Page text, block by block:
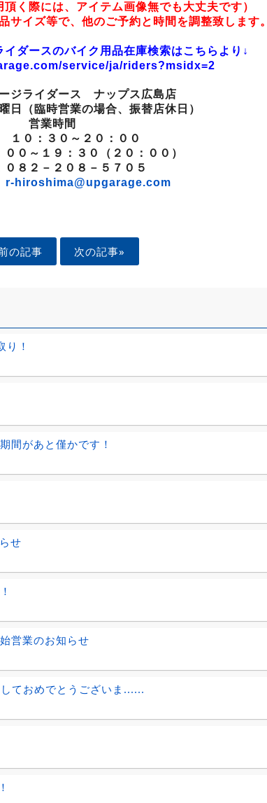
頂く際には、アイテム画像無でも大丈夫です）
サイズ等で、他のご予約と時間を調整致します。
ダースのバイク用品在庫検索はこちらより↓
service/ja/riders?msidx=2
ジライダース ナップス広島店
日（臨時営業の場合、振替店休日）
営業時間
１０：３０～２０：００
００～１９：３０（２０：００）
０８２－２０８－５７０５
r-hiroshima@upgarage.com
の記事 次の記事»
り！
間があと僅かです！
せ
営業のお知らせ
ておめでとうございま......